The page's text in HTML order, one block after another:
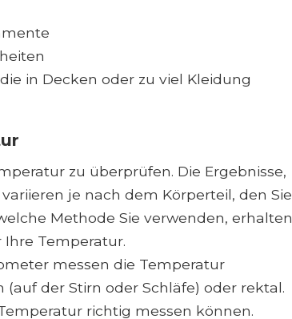
in Decken oder zu viel Kleidung
zu überprüfen. Die Ergebnisse,
je nach dem Körperteil, den Sie
Methode Sie verwenden, erhalten
Temperatur.
messen die Temperatur
der Stirn oder Schläfe) oder rektal.
richtig messen können.